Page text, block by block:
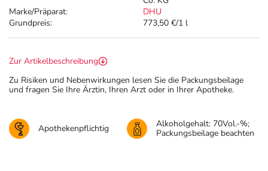
Marke/Präparat:
DHU
Grundpreis:
773,50 €/1 l
Zur Artikelbeschreibung
Zu Risiken und Nebenwirkungen lesen Sie die Packungsbeilage
und fragen Sie Ihre Ärztin, Ihren Arzt oder in Ihrer Apotheke.
Apothekenpflichtig
Alkoholgehalt: 70Vol.-%;
Packungsbeilage beachten